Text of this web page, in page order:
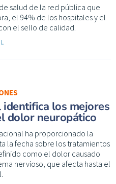
salud de la red pública que
el 94% de los hospitales y el
el sello de calidad.
los mejores
dolor neuropático
ha proporcionado la
la fecha sobre los tratamientos
como el dolor causado
nervioso, que afecta hasta el